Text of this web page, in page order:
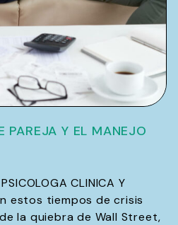
PAREJA Y EL MANEJO
CLINICA Y
estos tiempos de crisis
la quiebra de Wall Street,